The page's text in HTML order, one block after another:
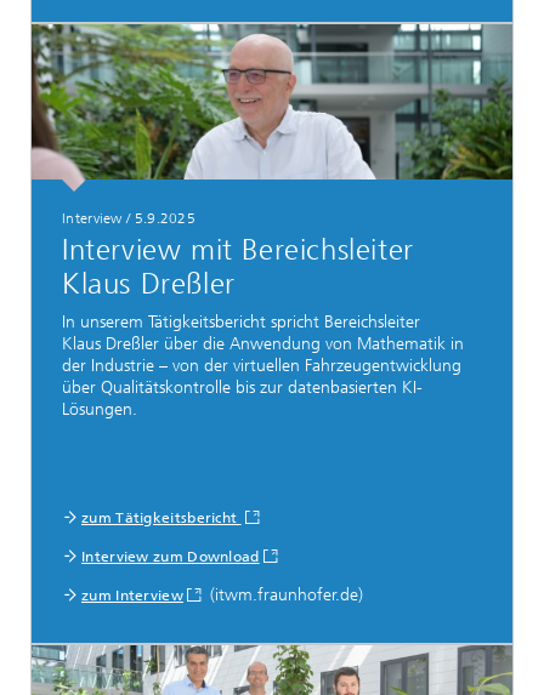
Interview / 5.9.2025
Interview mit Bereichsleiter
Klaus Dreßler
In unserem Tätigkeitsbericht spricht Bereichsleiter
Klaus Dreßler über die Anwendung von Mathematik in
der Industrie – von der virtuellen Fahrzeugentwicklung
über Qualitätskontrolle bis zur datenbasierten KI-
Lösungen.
zum Tätigkeitsbericht
Interview zum Download
zum Interview (itwm.fraunhofer.de)